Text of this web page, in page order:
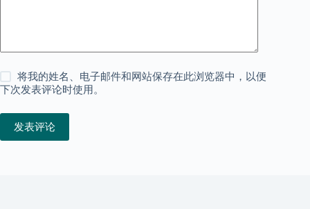
将我的姓名、电子邮件和网站保存在此浏览器中，以便
下次发表评论时使用。
发表评论